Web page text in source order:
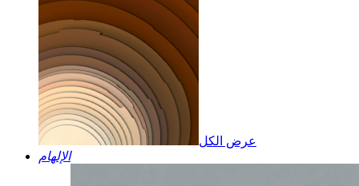
عرض الكل
الإلهام